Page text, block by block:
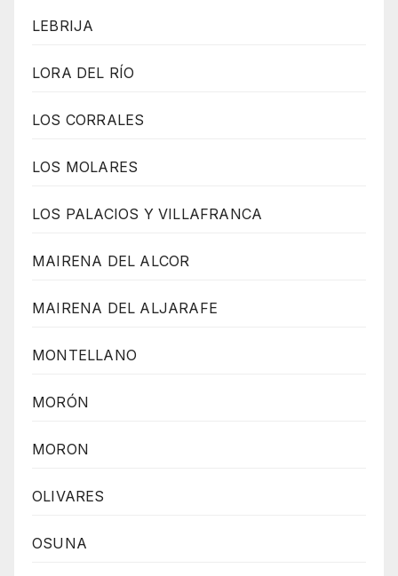
LEBRIJA
LORA DEL RÍO
LOS CORRALES
LOS MOLARES
LOS PALACIOS Y VILLAFRANCA
MAIRENA DEL ALCOR
MAIRENA DEL ALJARAFE
MONTELLANO
MORÓN
MORON
OLIVARES
OSUNA